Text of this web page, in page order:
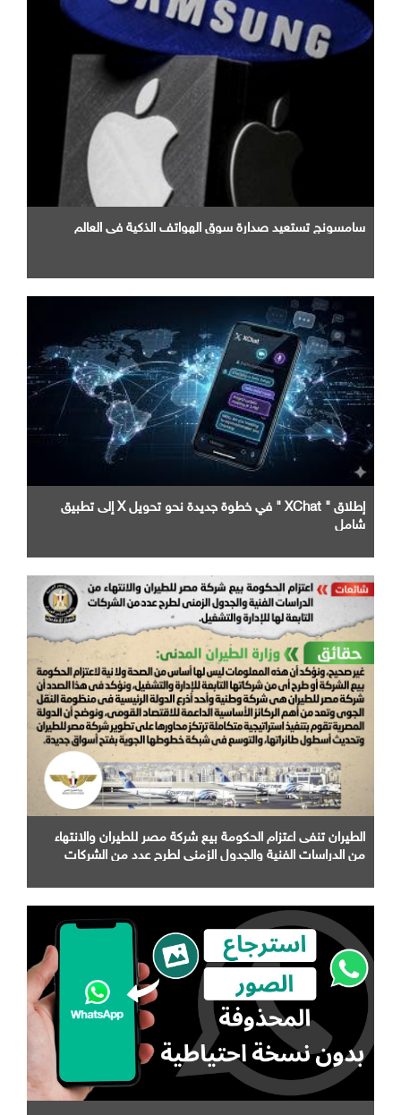
سامسونج تستعيد صدارة سوق الهواتف الذكية في العالم
إطلاق " XChat " في خطوة جديدة نحو تحويل X إلى تطبيق
شامل
الطيران تنفى اعتزام الحكومة بيع شركة مصر للطيران والانتهاء
من الدراسات الفنية والجدول الزمني لطرح عدد من الشركات